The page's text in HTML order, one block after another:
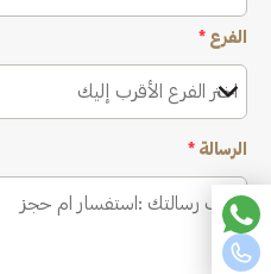
الفرع *
اختر الفرع الأقرب إليك
الرسالة *